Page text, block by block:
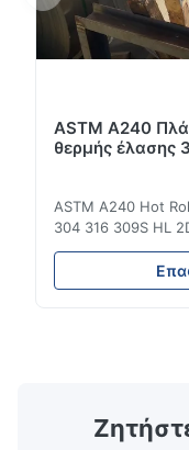
ASTM A240
θερμής έλασης
ASTM A240 Hot
304 316 309S HL
Stainless Steel
310S 316L 321
προϊόντος Όνομα